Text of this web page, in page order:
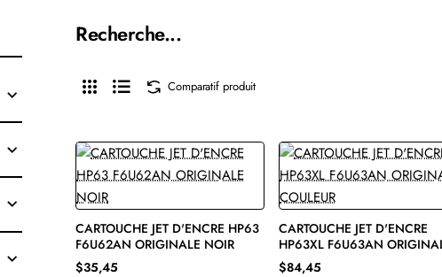
Recherche...
Comparatif produit
CARTOUCHE JET D'ENCRE HP63
F6U62AN ORIGINALE NOIR
$35,45
CARTOUCHE JET D'ENCRE
HP63XL F6U63AN
COULEUR
$84,45